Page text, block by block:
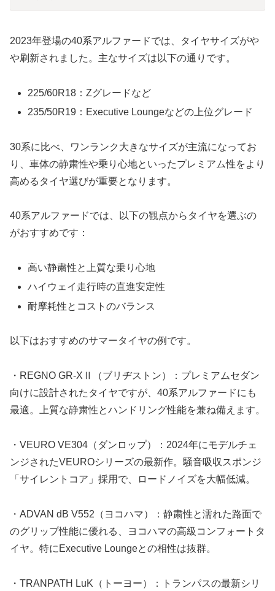
2023年登場の40系アルファードでは、タイヤサイズがや
や刷新されました。主なサイズは以下の通りです。
225/60R18：Zグレードなど
235/50R19：Executive Loungeなどの上位グレード
30系に比べ、ワンランク大きなサイズが主流になってお
り、車体の静粛性や乗り心地といったプレミアム性をより
高めるタイヤ選びが重要となります。
40系アルファードでは、以下の観点からタイヤを選ぶの
がおすすめです：
高い静粛性と上質な乗り心地
ハイウェイ走行時の直進安定性
耐摩耗性とコストのバランス
以下はおすすめのサマータイヤの例です。
・REGNO GR-XⅡ（ブリヂストン）：プレミアムセダン
向けに設計されたタイヤですが、40系アルファードにも
最適。上質な静粛性とハンドリング性能を兼ね備えます。
・VEURO VE304（ダンロップ）：2024年にモデルチェ
ンジされたVEUROシリーズの最新作。騒音吸収スポンジ
「サイレントコア」採用で、ロードノイズを大幅低減。
・ADVAN dB V552（ヨコハマ）：静粛性と濡れた路面で
のグリップ性能に優れる、ヨコハマの高級コンフォートタ
イヤ。特にExecutive Loungeとの相性は抜群。
・TRANPATH LuK（トーヨー）：トランパスの最新シリ